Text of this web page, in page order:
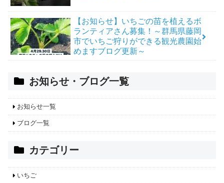
【お知らせ】いちごの苗を植えるボ
ランティアさん募集！～群馬県藤岡
市でいちご狩りができる観光農園始
めますブログ更新～
お知らせ・ブログ一覧
お知らせ一覧
ブログ一覧
カテゴリー
いちご